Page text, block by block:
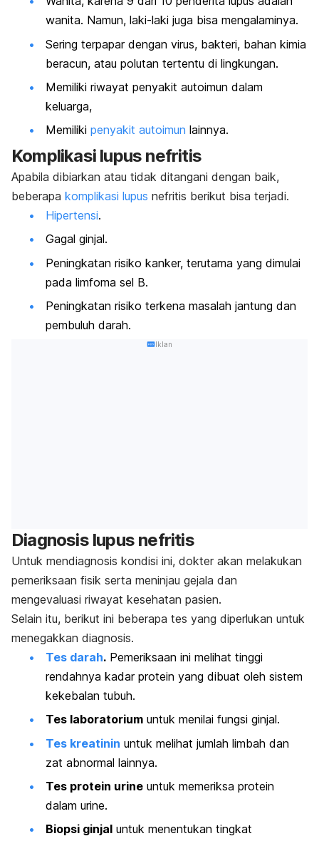
wanita. Namun, laki-laki juga bisa mengalaminya.
Sering terpapar dengan virus, bakteri, bahan kimia
beracun, atau polutan tertentu di lingkungan.
Memiliki riwayat penyakit autoimun dalam
keluarga,
Memiliki penyakit autoimun lainnya.
Komplikasi lupus nefritis
Apabila dibiarkan atau tidak ditangani dengan baik,
beberapa komplikasi lupus nefritis berikut bisa terjadi.
Hipertensi.
Gagal ginjal.
Peningkatan risiko kanker, terutama yang dimulai
pada limfoma sel B.
Peningkatan risiko terkena masalah jantung dan
pembuluh darah.
Iklan
Diagnosis lupus nefritis
Untuk mendiagnosis kondisi ini, dokter akan melakukan
pemeriksaan fisik serta meninjau gejala dan
mengevaluasi riwayat kesehatan pasien.
Selain itu, berikut ini beberapa tes yang diperlukan untuk
menegakkan diagnosis.
Tes darah. Pemeriksaan ini melihat tinggi
rendahnya kadar protein yang dibuat oleh sistem
kekebalan tubuh.
Tes laboratorium untuk menilai fungsi ginjal.
Tes kreatinin untuk melihat jumlah limbah dan
zat abnormal lainnya.
Tes protein urine untuk memeriksa protein
dalam urine.
Biopsi ginjal untuk menentukan tingkat